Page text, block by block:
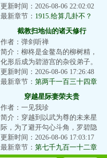
卖菜了！修成金丹渡劫失败的宋
檀回到现代，发...
更新时间：2026-08-06 22:02:02
最新章节： 1915.给算几卦不？
截教扫地仙的诸天修行
作者：弹剑听禅
简介：柳柊是金鳌岛的柳树精，
化形后成为碧游宫的杂役弟子。
实际上，柳柊是杨眉大仙的后
裔，具有变异的时...
更新时间：2026-08-06 17:26:48
最新章节： 第两千一百三十四章
神仙炮灰9
穿越星际妻荣夫贵
作者：一见我珍
简介：穿越到以武为尊的未来星
际，为了避开勾心斗角，罗碧隐
瞒了自己觉醒异能的事。谁知有
人不长眼非要找...
更新时间：2026-08-06 17:03:17
最新章节： 第七千九百一十二章